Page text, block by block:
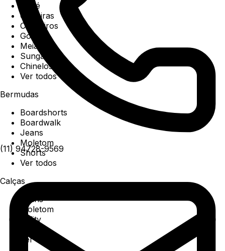
(11) 94728-9569
Boné
Carteiras
Chaveiros
Gorros
Meias
Sunga
Chinelos
Ver todos
Bermudas
Boardshorts
Boardwalk
Jeans
Moletom
Shorts
Ver todos
Calças
Jeans
Moletom
Utility
Ver todos